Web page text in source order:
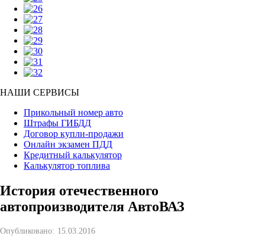
НАШИ СЕРВИСЫ
Прикольный номер авто
Штрафы ГИБДД
Договор купли-продажи
Онлайн экзамен ПДД
Кредитный калькулятор
Калькулятор топлива
История отечественного
автопроизводителя АвтоВАЗ
Опубликовано: 15.03.2016